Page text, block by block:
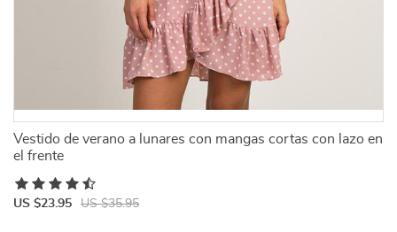
Vestido de verano a lunares con mangas cortas con lazo en
el frente
US $23.95 US $35.95